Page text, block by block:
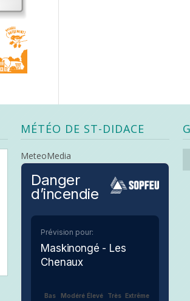
MÉTÉO DE ST-DIDACE
MeteoMedia
Danger
d’incendie
Prévision pour:
Maskinongé - Les
Chenaux
Bas Modéré Élevé Très Extrême